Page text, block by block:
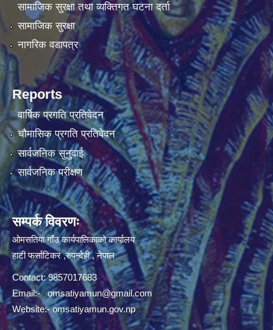
सामाजिक सुरक्षा तथा व्यक्तिगत घटना दर्ता
सामाजिक सुरक्षा
नागरिक वडापत्र
Reports
वार्षिक प्रगति प्रतिवेदन
चौमासिक प्रगति प्रतिवेदन
सार्वजनिक सुनुवाई
सार्वजनिक परीक्षण
सम्पर्क विवरणः
ओमसतिया गाँउ कार्यपालिकाको कार्यालय
हाटी फर्साटिकर ,रुपन्देही , नेपाल
Contact: 9857017683
Email:-omsatiyamun@gmail.com
Website:- omsatiyamun.gov.np